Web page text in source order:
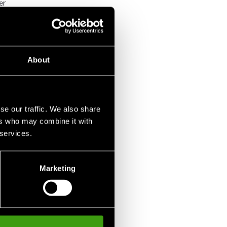
About
our traffic. We also share
who may combine it with
Marketing
efterligner
til
af den
af øvelserne.